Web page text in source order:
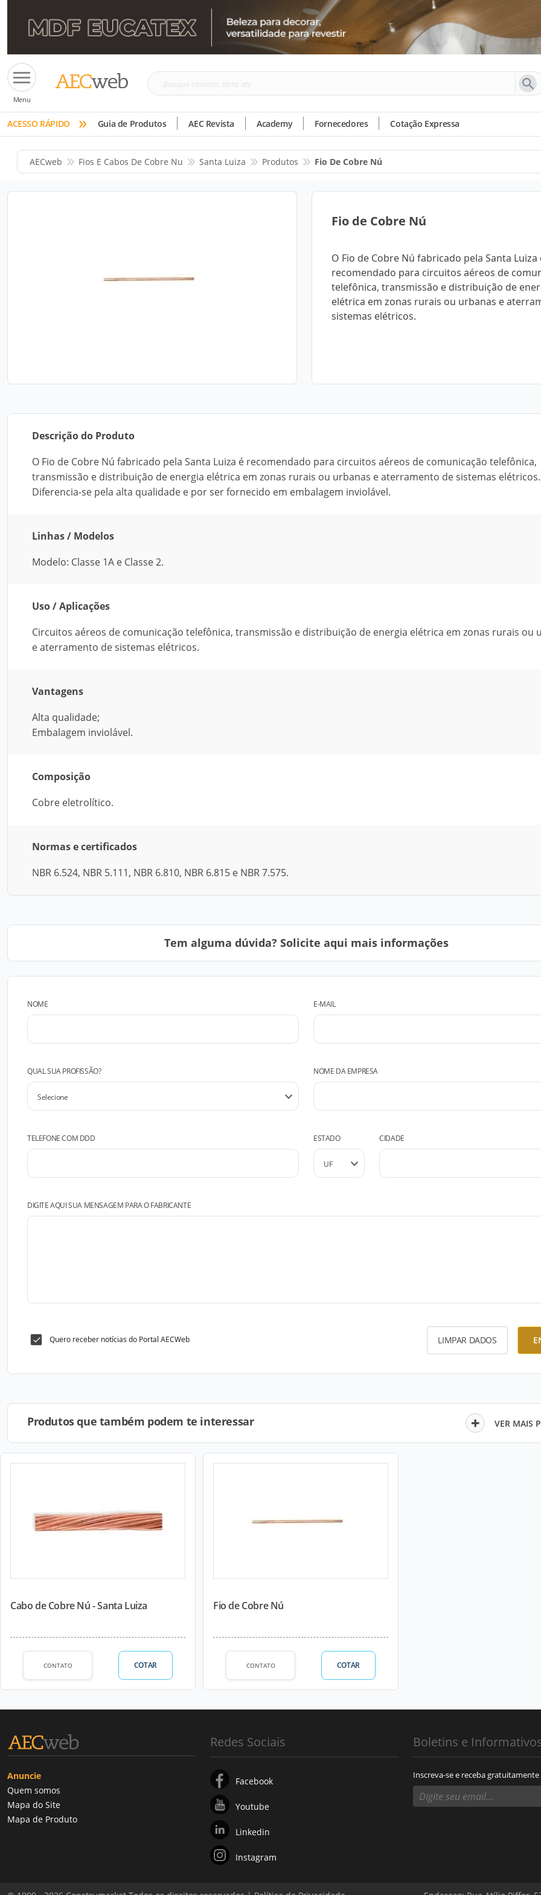
Menu
Busque
tinta,
etc
ACESSO RÁPIDO » Guia de Produtos AEC Revista Academy Fornecedores Cotação Expressa
AECweb Fios E Cabos De Cobre Nu Santa Luiza Produtos Fio De Cobre Nú
Fio de Cobre Nú
O Fio de Cobre Nú fabricado pela Santa Luiza
recomendado para circuitos aéreos de
telefônica, transmissão e distribuição de
elétrica em zonas rurais ou urbanas e
sistemas elétricos.
Descrição do Produto
O Fio de Cobre Nú fabricado pela Santa Luiza é recomendado para circuitos aéreos de comunicação telefônica,
transmissão e distribuição de energia elétrica em zonas rurais ou urbanas e aterramento de sistemas elétricos.
Diferencia-se pela alta qualidade e por ser fornecido em embalagem inviolável.
Linhas / Modelos
Modelo: Classe 1A e Classe 2.
Uso / Aplicações
Circuitos aéreos de comunicação telefônica, transmissão e distribuição de energia elétrica em zonas rurais ou
e aterramento de sistemas elétricos.
Vantagens
Alta qualidade;
Embalagem inviolável.
Composição
Cobre eletrolítico.
Normas e certificados
NBR 6.524, NBR 5.111, NBR 6.810, NBR 6.815 e NBR 7.575.
Tem alguma dúvida? Solicite aqui mais informações
NOME E-MAIL
QUAL SUA PROFISSÃO? NOME DA EMPRESA
TELEFONE COM DDD ESTADO CIDADE
DIGITE AQUI SUA MENSAGEM PARA O FABRICANTE
Quero receber notícias do Portal AECWeb LIMPAR DADOS
Produtos que também podem te interessar VER MAIS
Cabo de Cobre Nú - Santa Luiza
CONTATO COTAR
Fio de Cobre Nú
CONTATO COTAR
Anuncie
Quem somos
Mapa do Site
Mapa de Produto
Redes Sociais
Facebook
Youtube
Linkedin
Instagram
Boletins e
Inscreva-se e receba gratuitamente